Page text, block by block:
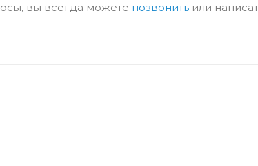
вы всегда можете позвонить или